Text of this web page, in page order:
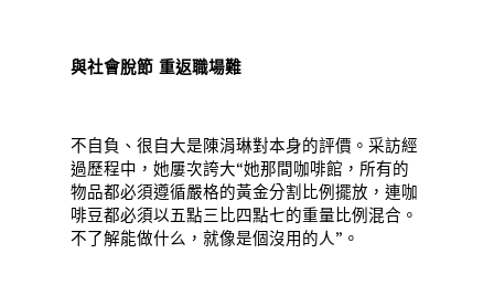
與社會脫節 重返職場難
不自負、很自大是陳涓琳對本身的評價。采訪經
過歷程中，她屢次誇大“她那間咖啡館，所有的
物品都必須遵循嚴格的黃金分割比例擺放，連咖
啡豆都必須以五點三比四點七的重量比例混合。
不了解能做什么，就像是個沒用的人”。